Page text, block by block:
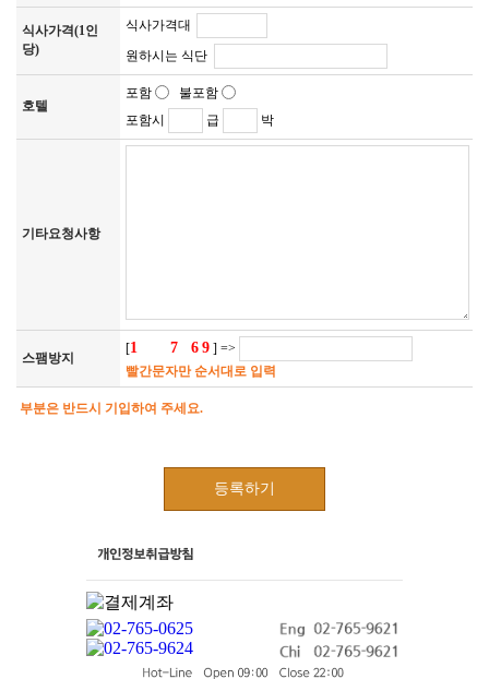
항공사나, 해운업체, 렌터카, 호텔 업체에 제공됩니다.
- 당사는 여행자의 개인정보를 활용하여 고객님을 위한 맞춤서비스,
커뮤니티서비스, 모바일서비스 등을 제공할 수 있습니다.
- 여행자보험에 가입하는 경우 해당 보험사에 제공됩니다.
- 당사는 새로운 기술개발이나 보다 나은 서비스의 제공을 위하여 이
용자들의 개인정보를 공유 할 수 있습니다. 이 경우에도 정보수집 또
는 정보제공 이전에 이용자들에게 개인정보를 공유할 기관이나 단
체가 누구인지, 어떤 정보가 왜 필요한지, 그리고 언제까지 어떻게
이외에는 아래의 경우에 준합니다.
는 형태로 광고주협력사나 연구단체 등에 제공하는 경우
- 기타 관계법령에서 정한 절차에 따른 요청이 있는 경우
- 문화관광부 인증 우수상품에 관한 해당 관련기관의 요청이 있는 경
- 서비스 제공에 따른 요금정산을 위하여 필요한 경우
고 판단되는 충분한 근거가 있는 경우
- 캠페인 프로모션 및 각종 이벤트나 기획전으로 발생되는 경품 당첨
의를 받는 경우
- 그러나 예외 사항에서도 관계법령에 의하거나 수사기관의 요청에
의해 정보를 제공한 경우에는 이를 당사자에게 고지하는 것을 원칙
으로 운영하고 있습니다. 법률상의 근거에 의해 부득이하게 고지를
하지 못할 수도 있습니다. 본래의 수집목적 및 이용목적에 반하여 무
분별하게 정보가 제공되지 않도록 최대한 노력하겠습니다.
식사가격(1인
당)
식사가격대
원하시는 식단
호텔
포함
불포함
포함시
급 박
기타요청사항
스팸방지
[1 7 6 9 ] =>
빨간문자만 순서대로 입력
부분은 반드시 기입하여 주세요.
등록하기